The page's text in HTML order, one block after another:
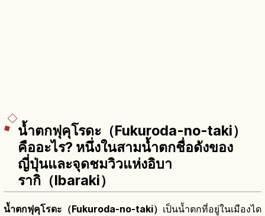
น้ำตกฟุคุโรดะ（Fukuroda-no-taki）
คืออะไร? หนึ่งในสามน้ำตกชื่อดังของ
ญี่ปุ่นและจุดชมวิวแห่งอิบา
รากิ（Ibaraki）
น้ำตกฟุคุโรดะ（Fukuroda-no-taki） เป็นน้ำตกที่อยู่ในเมืองได